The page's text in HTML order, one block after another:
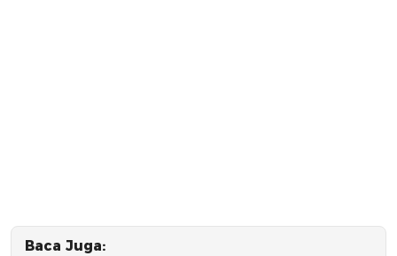
Baca Juga: